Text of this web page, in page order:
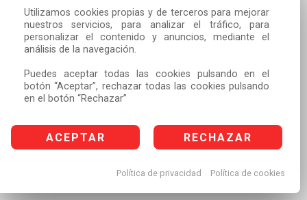
Utilizamos cookies propias y de terceros para mejorar
nuestros servicios, para analizar el tráfico, para
personalizar el contenido y anuncios, mediante el
análisis de la navegación.
Puedes aceptar todas las cookies pulsando en el
botón “Aceptar”, rechazar todas las cookies pulsando
en el botón “Rechazar”
ACEPTAR RECHAZAR
Política de privacidad Política de cookies